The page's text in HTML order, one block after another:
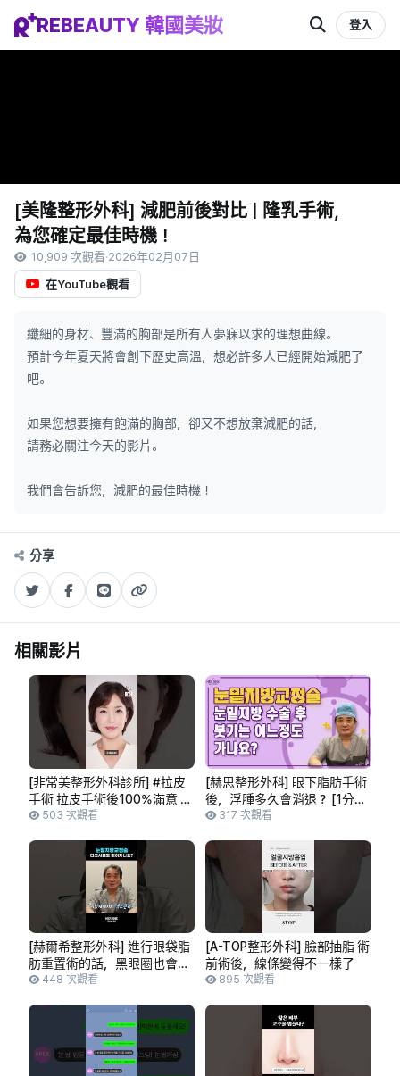
REBEAUTY 韓國美妝 登入
[美隆整形外科] 減肥前後對比 | 隆乳手術，
為您確定最佳時機！
10,909 次觀看·2026年02月07日
在YouTube觀看
纖細的身材、豐滿的胸部是所有人夢寐以求的理想曲線。
預計今年夏天將會創下歷史高溫，想必許多人已經開始減肥了
吧。
如果您想要擁有飽滿的胸部，卻又不想放棄減肥的話，
請務必關注今天的影片。
我們會告訴您，減肥的最佳時機！
分享
相關影片
[非常美整形外科診所] #拉皮
手術 拉皮手術後100%滿意 術
前術後影片👍👍讓您年輕十歲
診所。
503 次觀看
[赫思整形外科] 眼下脂肪手術
後，浮腫多久會消退？ [1分鐘
解答]
317 次觀看
[赫爾希整形外科] 進行眼袋脂
肪重置術的話，黑眼圈也會消
失嗎？ [一分鐘解答]
448 次觀看
[A-TOP整形外科] 臉部抽脂 術
前術後，線條變得不一樣了
895 次觀看